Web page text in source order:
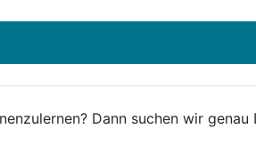
Dann suchen wir genau